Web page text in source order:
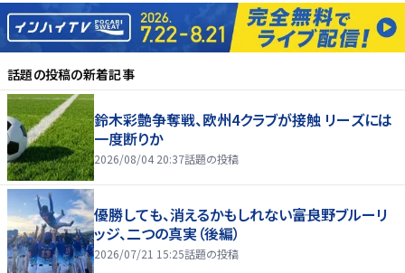
話題の投稿の新着記事
鈴木彩艶争奪戦、欧州4クラブが接触 リーズには
一度断りか
2026/08/04 20:37話題の投稿
優勝しても、消えるかもしれない――富良野ブルーリ
ッジ、二つの真実（後編）
2026/07/21 15:25話題の投稿